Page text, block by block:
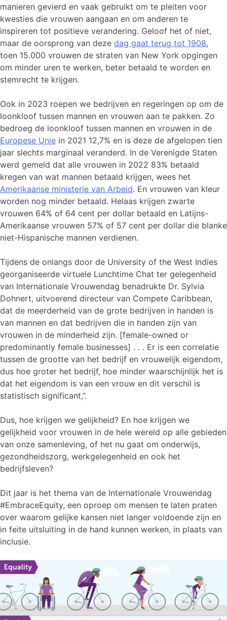
manieren gevierd en vaak gebruikt om te pleiten voor
kwesties die vrouwen aangaan en om anderen te
inspireren tot positieve verandering. Geloof het of niet,
maar de oorsprong van deze dag gaat terug tot 1908,
toen 15.000 vrouwen de straten van New York opgingen
om minder uren te werken, beter betaald te worden en
stemrecht te krijgen.
Ook in 2023 roepen we bedrijven en regeringen op om de
loonkloof tussen mannen en vrouwen aan te pakken. Zo
bedroeg de loonkloof tussen mannen en vrouwen in de
Europese Unie in 2021 12,7% en is deze de afgelopen tien
jaar slechts marginaal veranderd. In de Verenigde Staten
werd gemeld dat alle vrouwen in 2022 83% betaald
kregen van wat mannen betaald krijgen, wees het
Amerikaanse ministerie van Arbeid. En vrouwen van kleur
worden nog minder betaald. Helaas krijgen zwarte
vrouwen 64% of 64 cent per dollar betaald en Latijns-
Amerikaanse vrouwen 57% of 57 cent per dollar die blanke
niet-Hispanische mannen verdienen.
Tijdens de onlangs door de University of the West Indies
georganiseerde virtuele Lunchtime Chat ter gelegenheid
van Internationale Vrouwendag benadrukte Dr. Sylvia
Dohnert, uitvoerend directeur van Compete Caribbean,
dat de meerderheid van de grote bedrijven in handen is
van mannen en dat bedrijven die in handen zijn van
vrouwen in de minderheid zijn. [female-owned or
predominantly female businesses] . . . Er is een correlatie
tussen de grootte van het bedrijf en vrouwelijk eigendom,
dus hoe groter het bedrijf, hoe minder waarschijnlijk het is
dat het eigendom is van een vrouw en dit verschil is
statistisch significant,”.
Dus, hoe krijgen we gelijkheid? En hoe krijgen we
gelijkheid voor vrouwen in de hele wereld op alle gebieden
van onze samenleving, of het nu gaat om onderwijs,
gezondheidszorg, werkgelegenheid en ook het
bedrijfsleven?
Dit jaar is het thema van de Internationale Vrouwendag
#EmbraceEquity, een oproep om mensen te laten praten
over waarom gelijke kansen niet langer voldoende zijn en
in feite uitsluiting in de hand kunnen werken, in plaats van
inclusie.